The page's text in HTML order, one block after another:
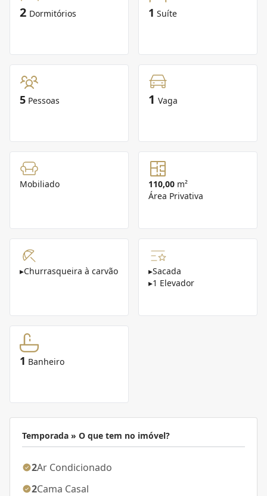
2 Dormitórios 1 Suíte
5 Pessoas 1 Vaga
Mobiliado 110,00 m²
Área Privativa
▸Churrasqueira à carvão ▸Sacada
▸1 Elevador
1 Banheiro
Temporada » O que tem no imóvel?
2Ar Condicionado
2Cama Casal